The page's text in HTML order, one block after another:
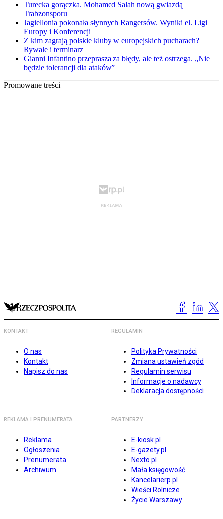
Turecka gorączka. Mohamed Salah nową gwiazdą
Trabzonsporu
Jagiellonia pokonała słynnych Rangersów. Wyniki el. Ligi
Europy i Konferencji
Z kim zagrają polskie kluby w europejskich pucharach?
Rywale i terminarz
Gianni Infantino przeprasza za błędy, ale też ostrzega. „Nie
będzie tolerancji dla ataków”
Promowane treści
KONTAKT
O nas
Kontakt
Napisz do nas
REGULAMIN
Polityka Prywatności
Zmiana ustawień zgód
Regulamin serwisu
Informacje o nadawcy
Deklaracja dostępności
REKLAMA I PRENUMERATA
Reklama
Ogłoszenia
Prenumerata
Archiwum
PARTNERZY
E-kiosk.pl
E-gazety.pl
Nexto.pl
Mała księgowość
Kancelarierp.pl
Wieści Rolnicze
Życie Warszawy